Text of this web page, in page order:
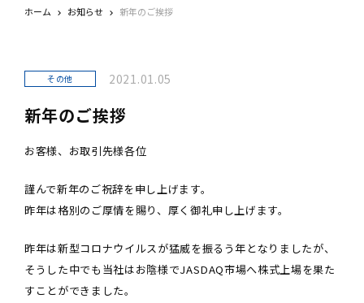
ホーム お知らせ 新年のご挨拶
その他 2021.01.05
新年のご挨拶
お客様、お取引先様各位
謹んで新年のご祝辞を申し上げます。
昨年は格別のご厚情を賜り、厚く御礼申し上げます。
昨年は新型コロナウイルスが猛威を振るう年となりましたが、
そうした中でも当社はお陰様でJASDAQ市場へ株式上場を果た
すことができました。